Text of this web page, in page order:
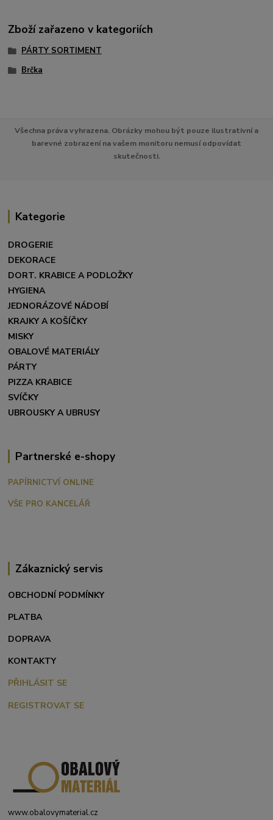
Zboží zařazeno v kategoriích
PÁRTY SORTIMENT
Brčka
Všechna práva vyhrazena. Obrázky mohou být pouze ilustrativní a
barevné zobrazení na vašem monitoru nemusí odpovídat
skutečnosti.
Kategorie
DROGERIE
DEKORACE
DORT. KRABICE A PODLOŽKY
HYGIENA
JEDNORÁZOVÉ NÁDOBÍ
KRAJKY A KOŠÍČKY
MISKY
OBALOVÉ MATERIÁLY
PÁRTY
PIZZA KRABICE
SVÍČKY
UBROUSKY A UBRUSY
Partnerské e-shopy
PAPÍRNICTVÍ ONLINE
VŠE PRO KANCELÁŘ
Zákaznický servis
OBCHODNÍ PODMÍNKY
PLATBA
DOPRAVA
KONTAKTY
PŘIHLÁSIT SE
REGISTROVAT SE
www.obalovymaterial.cz